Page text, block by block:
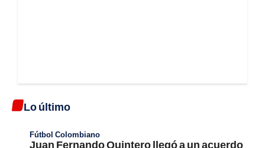
Lo último
Fútbol Colombiano
Juan Fernando Quintero llegó a un acuerdo